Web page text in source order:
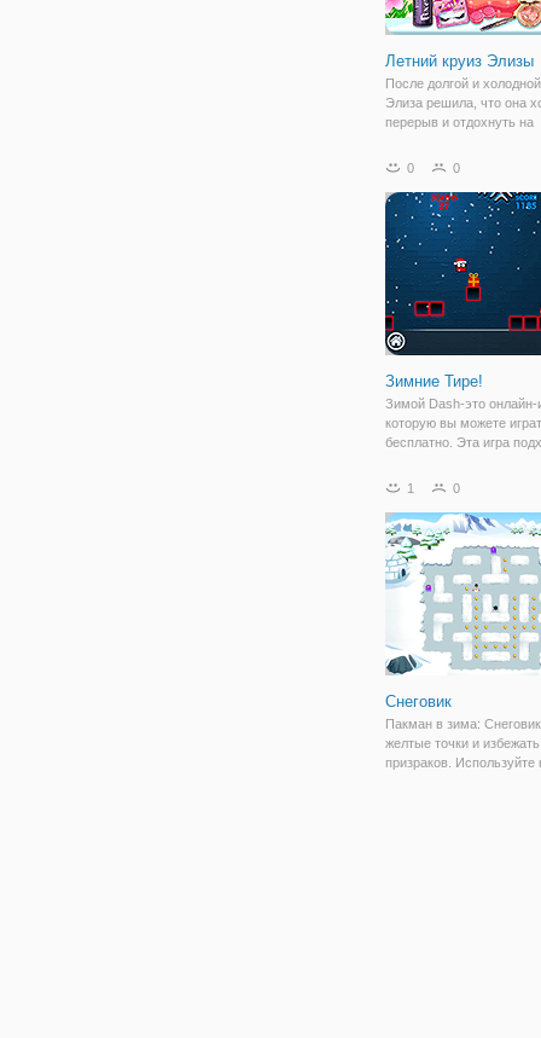
Летний круиз Элизы
После долгой и
Элиза решила, что она
перерыв и отдохнуть на
Присоединиться к ней в
приготовить вкусный
помогите ей подобрать
0 0
Зимние Тире!
Зимой Dash-это онлайн-
которую вы можете
бесплатно. Эта игра
чтобы прыгать и летать
больше подарков и
финиша.
1 0
Снеговик
Пакман в зима:
желтые точки и избежать
призраков. Используйте